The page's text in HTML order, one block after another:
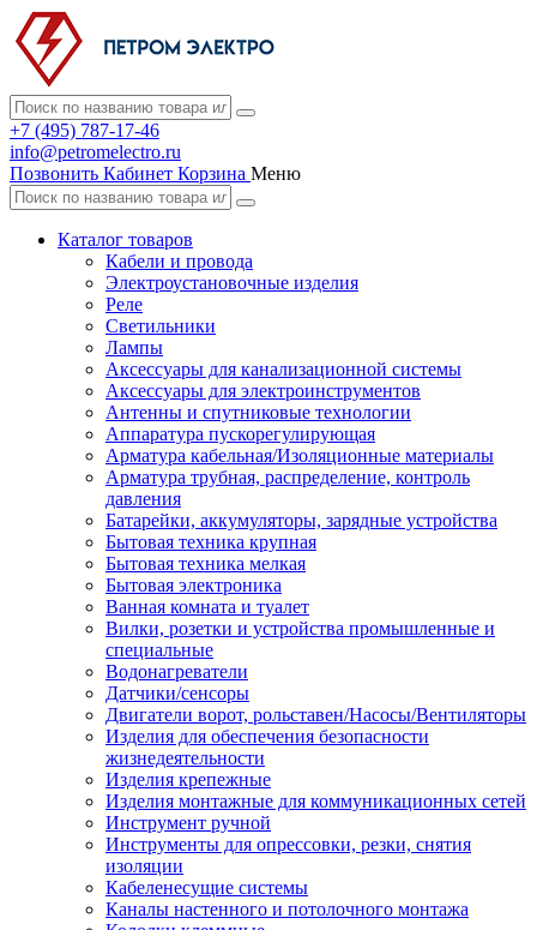
+7 (495) 787-17-46
info@petromelectro.ru
Позвонить Кабинет Корзина Меню
Каталог товаров
Кабели и провода
Электроустановочные изделия
Реле
Светильники
Лампы
Аксессуары для канализационной системы
Аксессуары для электроинструментов
Антенны и спутниковые технологии
Аппаратура пускорегулирующая
Арматура кабельная/Изоляционные материалы
Арматура трубная, распределение, контроль
давления
Батарейки, аккумуляторы, зарядные устройства
Бытовая техника крупная
Бытовая техника мелкая
Бытовая электроника
Ванная комната и туалет
Вилки, розетки и устройства промышленные и
специальные
Водонагреватели
Датчики/сенсоры
Двигатели ворот, рольставен/Насосы/Вентиляторы
Изделия для обеспечения безопасности
жизнедеятельности
Изделия крепежные
Изделия монтажные для коммуникационных сетей
Инструмент ручной
Инструменты для опрессовки, резки, снятия
изоляции
Кабеленесущие системы
Каналы настенного и потолочного монтажа